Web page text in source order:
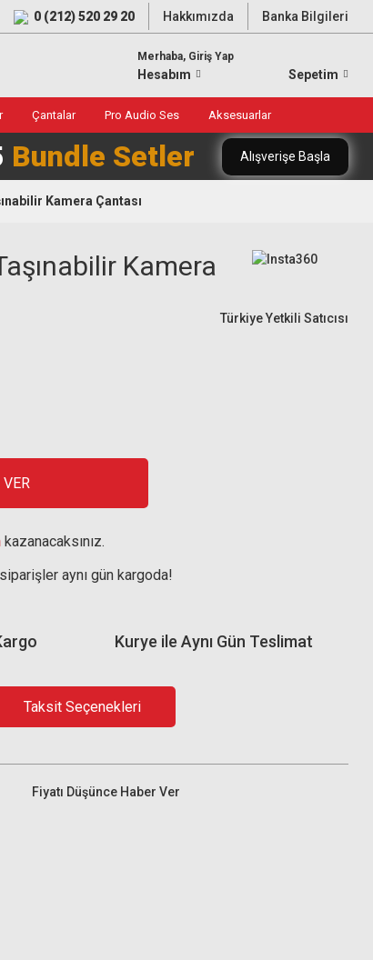
0 (212) 520 29 20 Hakkımızda Banka Bilgileri
Merhaba, Giriş Yap
Hesabım Sepetim
Çantalar Pro Audio Ses Aksesuarlar
Bundle Setler Alışverişe Başla
Kamera Çantası
Kamera
Türkiye Yetkili Satıcısı
kazanacaksınız.
aynı gün kargoda!
Kurye ile Aynı Gün Teslimat
Taksit Seçenekleri
Fiyatı Düşünce Haber Ver